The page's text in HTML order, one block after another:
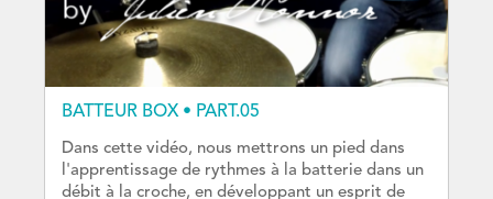
BATTEUR BOX • PART.05
Dans cette vidéo, nous mettrons un pied dans
l'apprentissage de rythmes à la batterie dans un
débit à la croche, en développant un esprit de